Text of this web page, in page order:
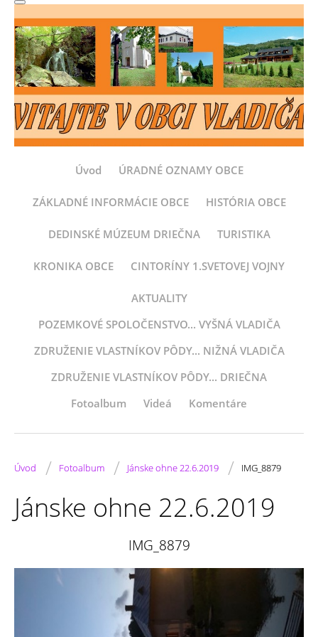
Úvod ÚRADNÉ OZNAMY OBCE
ZÁKLADNÉ INFORMÁCIE OBCE HISTÓRIA OBCE
DEDINSKÉ MÚZEUM DRIEČNA TURISTIKA
KRONIKA OBCE CINTORÍNY 1.SVETOVEJ VOJNY
AKTUALITY
POZEMKOVÉ SPOLOČENSTVO... VYŠNÁ VLADIČA
ZDRUŽENIE VLASTNÍKOV PÔDY... NIŽNÁ VLADIČA
ZDRUŽENIE VLASTNÍKOV PÔDY... DRIEČNA
Fotoalbum
Videá Komentáre
Úvod / Fotoalbum / Jánske ohne 22.6.2019 / IMG_8879
Jánske ohne 22.6.2019
IMG_8879